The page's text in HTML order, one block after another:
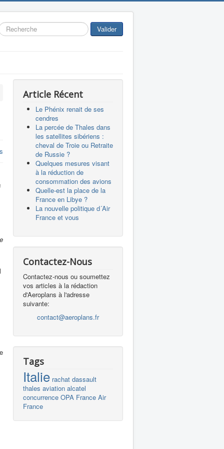
Valider
Article Récent
Le Phénix renait de ses
cendres
La percée de Thales dans
les satellites sibériens :
cheval de Troie ou Retraite
de Russie ?
Quelques mesures visant
à la réduction de
consommation des avions
Quelle-est la place de la
France en Libye ?
La nouvelle politique d´Air
France et vous
Contactez-Nous
Contactez-nous ou soumettez
vos articles à la rédaction
d'Aeroplans à l'adresse
suivante:
contact@aeroplans.fr
Tags
Italie rachat dassault
thales aviation alcatel
concurrence OPA France Air
France